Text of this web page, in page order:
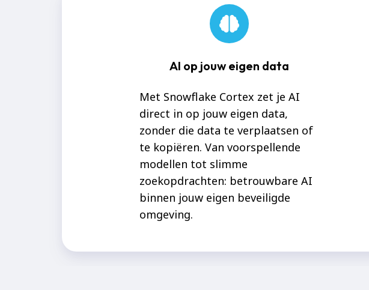
AI op jouw eigen data
Met Snowflake Cortex zet je AI
direct in op jouw eigen data,
zonder die data te verplaatsen of
te kopiëren. Van voorspellende
modellen tot slimme
zoekopdrachten: betrouwbare AI
binnen jouw eigen beveiligde
omgeving.